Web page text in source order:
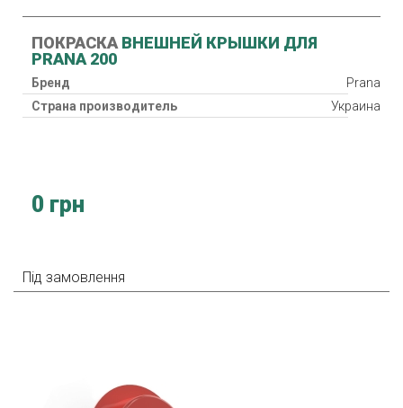
ПОКРАСКА ВНЕШНЕЙ КРЫШКИ ДЛЯ
PRANA 200
Бренд
Prana
Страна производитель
Украина
0 грн
Під замовлення